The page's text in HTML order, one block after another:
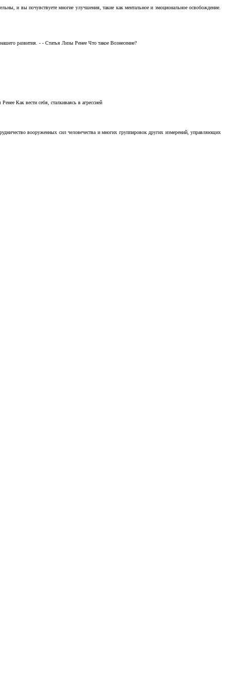
и вы почувствуете многие улучшения, такие как ментальное и эмоциональное освобождение.
развития. - - Статья Лизы Ренее Что такое Вознесение?
Как вести себя, сталкиваясь в агрессией
вооруженных сил человечества и многих группировок других измерений, управляющих